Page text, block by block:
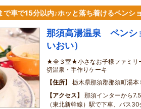
で車で15分以内♪ホッと落ち着けるペンシ
那須高湯温泉 ペンシ
いおい）
★全３室★小さなお子様ファミリ
切温泉・手作りケーキ
住所
栃木県那須郡那須町湯本
アクセス
那須インターから
（東北新幹線）駅で下車、バス